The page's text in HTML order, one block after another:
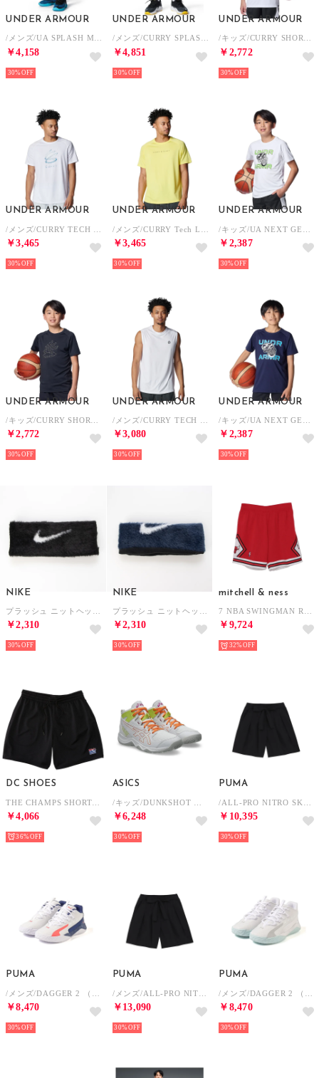
UNDER ARMOUR
/メンズ/UA SPLASH MESH SHORTS （Black / White / White）
￥4,158
30%
UNDER ARMOUR
/メンズ/CURRY SPLASH SHORTS （Anthracite / Black / Lumin Yellow）
￥4,851
30%
UNDER ARMOUR
/キッズ/CURRY SHORT SLEEVE T-SHIRT （White / /）
￥2,772
30%
UNDER ARMOUR
￥3,465
30%
UNDER ARMOUR
￥3,465
30%
UNDER ARMOUR
￥2,387
30%
UNDER ARMOUR
￥2,772
30%
UNDER ARMOUR
￥3,080
30%
UNDER ARMOUR
￥2,387
30%
NIKE
￥2,310
30%
NIKE
￥2,310
30%
mitchell & ness
￥9,724
32%
DC SHOES
￥4,066
36%
ASICS
￥6,248
30%
PUMA
￥10,395
30%
PUMA
￥8,470
30%
PUMA
￥13,090
30%
PUMA
￥8,470
30%